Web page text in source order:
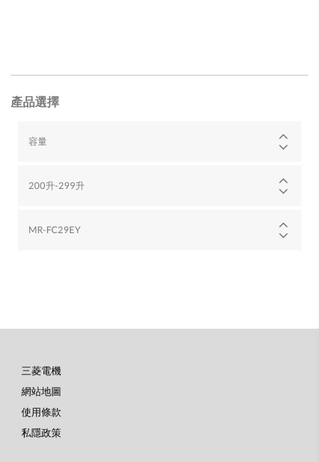
產品選擇
容量
200升-299升
MR-FC29EY
底
部
選
三菱電機
網站地圖
使用條款
私隱政策